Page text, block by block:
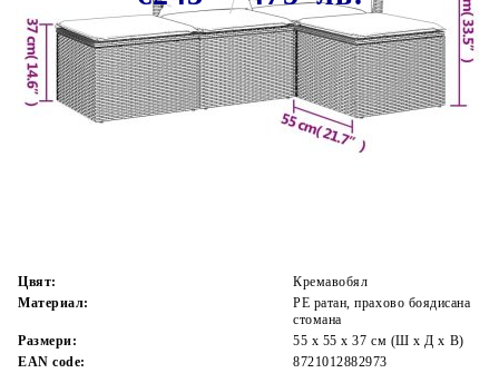
В наличност: 80 бр.
Време за доставка: 5 до 9 дни
Цвят:
Кремавобял
Материал:
PE ратан, прахово боядисана
стомана
Размери:
55 x 55 x 37 см (Ш x Д x В)
EAN code:
8721012882973